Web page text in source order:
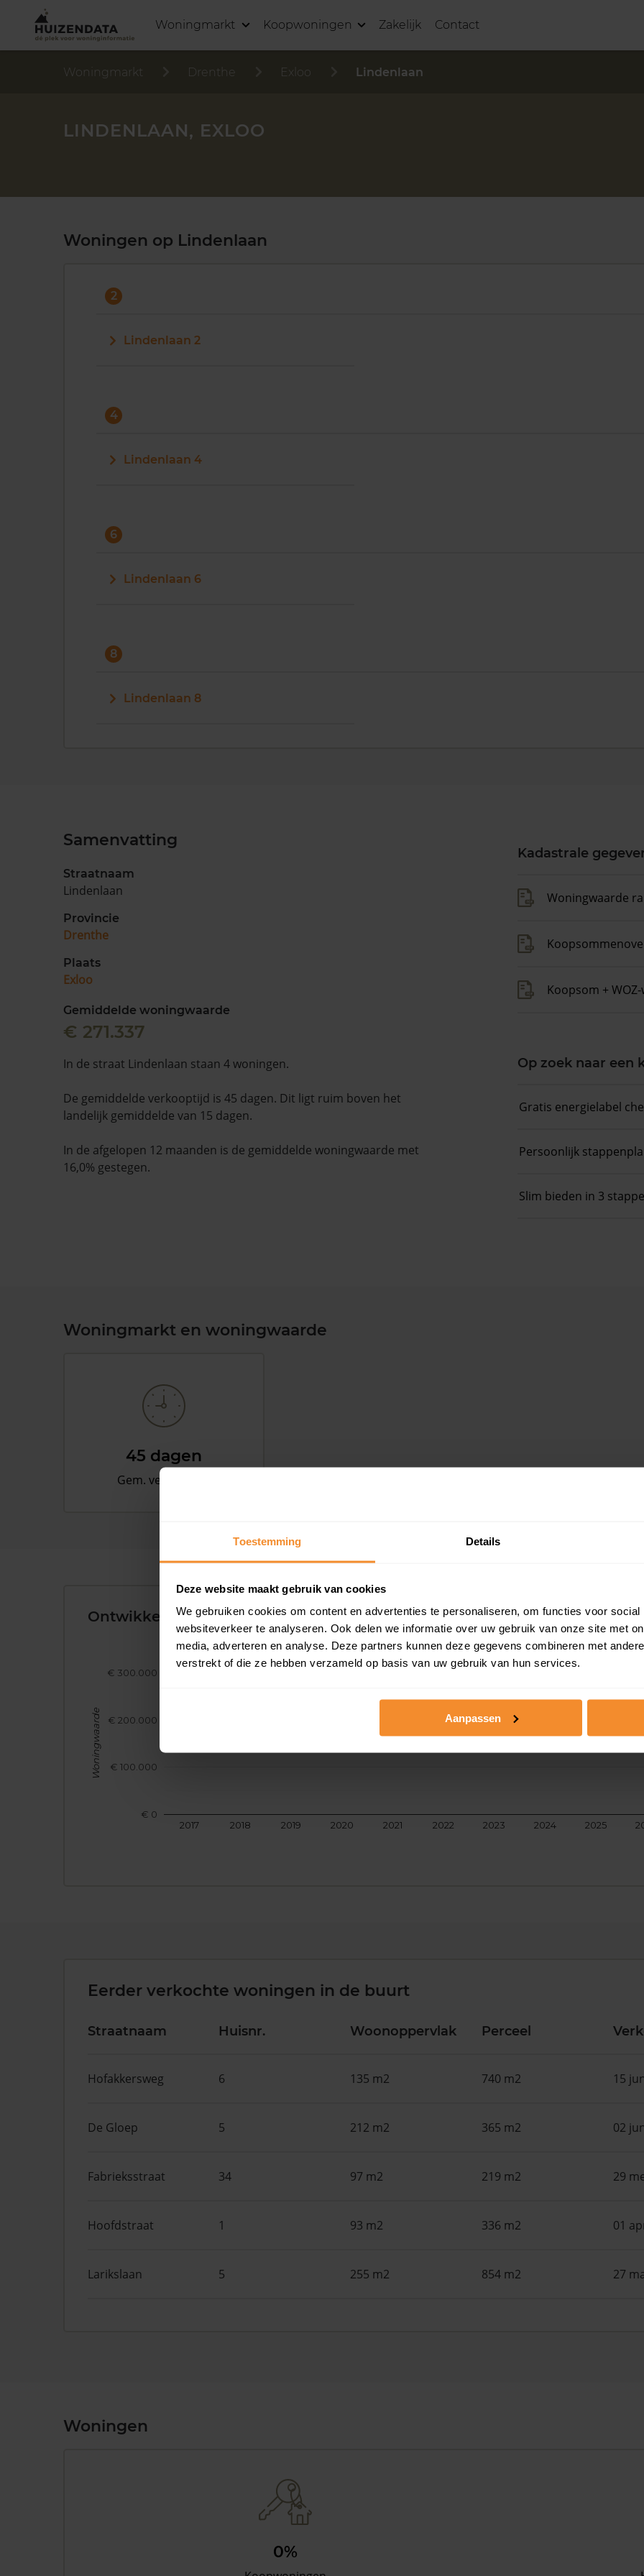
Toestemming Details
Deze website maakt gebruik van cookies
We gebruiken cookies om content en advertenties te personaliseren, om functies voor
websiteverkeer te analyseren. Ook delen we informatie over uw gebruik van onze site met
media, adverteren en analyse. Deze partners kunnen deze gegevens combineren met
verstrekt of die ze hebben verzameld op basis van uw gebruik van hun services.
Aanpassen
Woningmarkt Koopwoningen Zakelijk Contact
Woningmarkt Drenthe Exloo Lindenlaan
LINDENLAAN, EXLOO
Woningen op Lindenlaan
2
Lindenlaan 2
4
Lindenlaan 4
6
Lindenlaan 6
8
Lindenlaan 8
Samenvatting
Straatnaam
Lindenlaan
Provincie
Drenthe
Plaats
Exloo
Gemiddelde woningwaarde
€ 271.337
In de straat Lindenlaan staan 4 woningen.
De gemiddelde verkooptijd is 45 dagen. Dit ligt ruim boven het
landelijk gemiddelde van 15 dagen.
In de afgelopen 12 maanden is de gemiddelde woningwaarde met
16,0% gestegen.
Kadastrale
Woningwaarde
Koopsom +
Op zoek naar een
Gratis energielabel
Persoonlijk
Slim bieden in 3
Woningmarkt en woningwaarde
45 dagen
Gem. verkooptijd
Ontwikkeling van de Woningwaarde
2017 2018 2019 2020 2021 2022 2023 2024 2025
€ 0
€ 100.000
€ 200.000
€ 300.000
Woningwaarde
Eerder verkochte woningen in de buurt
Straatnaam Huisnr. Woonoppervlak Perceel
Hofakkersweg 6 135 m2 740 m2 15
De Gloep 5 212 m2 365 m2 02
Fabrieksstraat 34 97 m2 219 m2 29
Hoofdstraat 1 93 m2 336 m2 01
Larikslaan 5 255 m2 854 m2 27
Woningen
0%